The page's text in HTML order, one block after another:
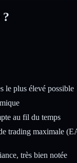
le plus élevé possible
au fil du temps
trading maximale
très bien notée